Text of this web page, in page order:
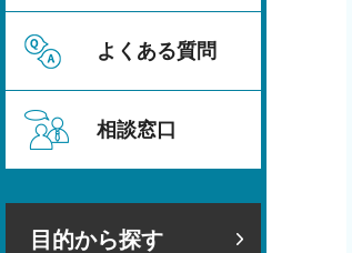
よくある質問
相談窓口
目的から探す